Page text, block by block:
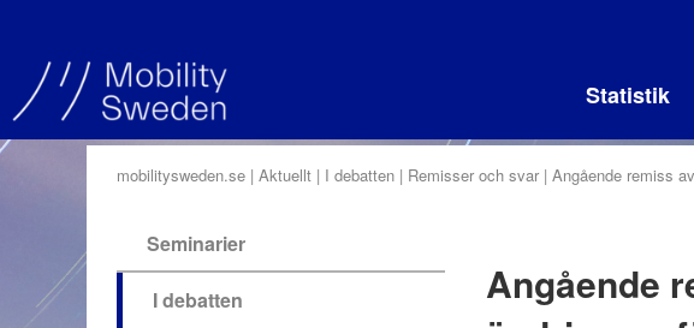
Statistik
mobilitysweden.se Aktuellt I debatten Remisser och svar Angående remiss
Seminarier
I debatten
Angående